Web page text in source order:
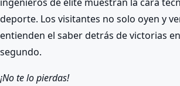
deporte. Los visitantes no solo oyen y
entienden el saber detrás de victorias
segundo.
¡No te lo pierdas!